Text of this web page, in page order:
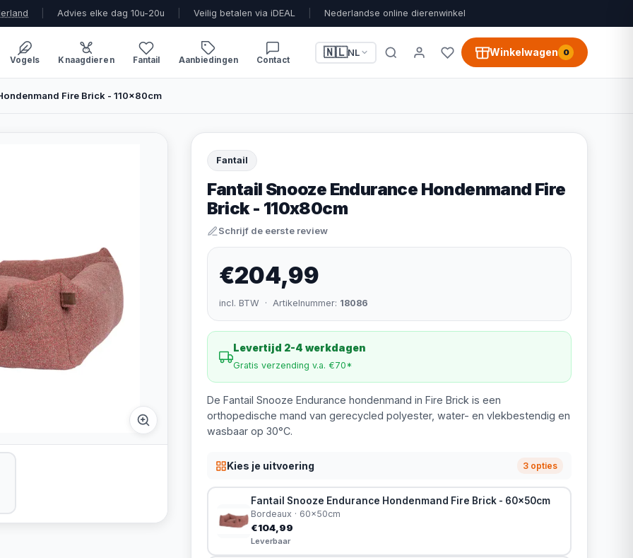
Advies elke dag 10u-20u Veilig betalen via iDEAL Nederlandse online dierenwinkel
Vogels Knaagdieren Fantail Aanbiedingen Contact
🇳🇱NL Winkelwagen 0
Fire Brick - 110x80cm
Fantail
Fantail Snooze Endurance Hondenmand Fire
Brick - 110x80cm
Schrijf de eerste review
€204,99
incl. BTW · Artikelnummer: 18086
Levertijd 2-4 werkdagen
Gratis verzending v.a. €70*
De Fantail Snooze Endurance hondenmand in Fire Brick is een
orthopedische mand van gerecycled polyester, water- en vlekbestendig en
wasbaar op 30°C.
Kies je uitvoering 3 opties
Fantail Snooze Endurance Hondenmand Fire Brick - 60x50cm
Bordeaux · 60x50cm
€104,99
Leverbaar